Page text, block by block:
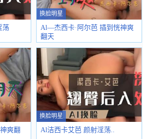
荡
换脸明星
Al—杰西卡·阿尔芭 插到恍神爽
翻天
爽翻
换脸明星
Al洁西卡艾芭 颜射淫荡..